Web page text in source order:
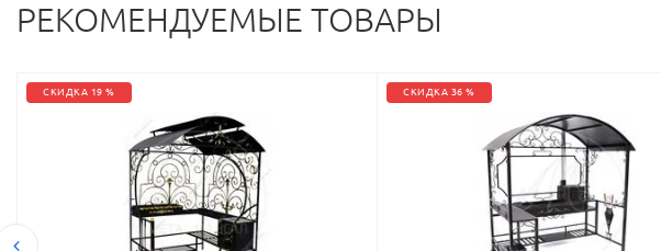
РЕКОМЕНДУЕМЫЕ ТОВАРЫ
СКИДКА 19 % СКИДКА 36 %